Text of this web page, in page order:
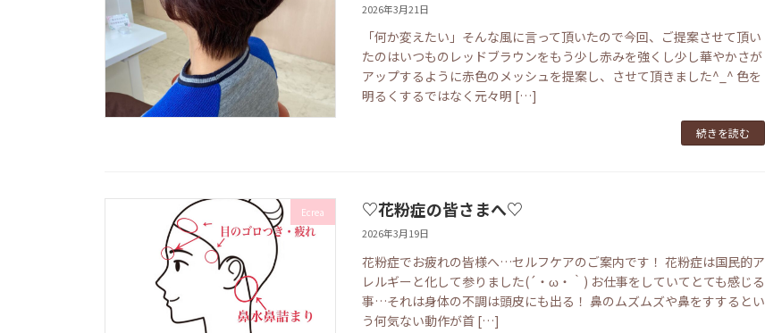
2026年3月21日
「何か変えたい」そんな風に言って頂いたので今回、ご提案させて頂い
たのはいつものレッドブラウンをもう少し赤みを強くし少し華やかさが
アップするように赤色のメッシュを提案し、させて頂きました^_^ 色を
明るくするではなく元々明 […]
続きを読む
Ecrea ♡花粉症の皆さまへ♡
2026年3月19日
花粉症でお疲れの皆様へ…セルフケアのご案内です！ 花粉症は国民的ア
レルギーと化して参りました(´・ω・｀) お仕事をしていてとても感じる
事…それは身体の不調は頭皮にも出る！ 鼻のムズムズや鼻をすするとい
う何気ない動作が首 […]